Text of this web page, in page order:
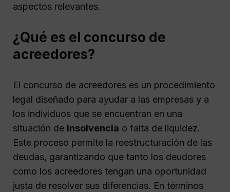
aspectos relevantes.
¿Qué es el concurso de
acreedores?
El concurso de acreedores es un procedimiento
legal diseñado para ayudar a las empresas y a
los individuos que se encuentran en una
situación de insolvencia o falta de liquidez.
Este proceso permite la reestructuración de las
deudas, garantizando que tanto los deudores
como los acreedores tengan una oportunidad
justa de resolver sus diferencias. En términos